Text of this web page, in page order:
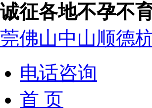
诚征各地不孕不
莞佛山中山顺德
电话咨询
首 页